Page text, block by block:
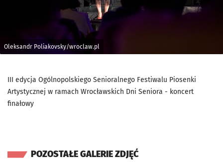
Oleksandr Poliakovsky/wroclaw.pl
III edycja Ogólnopolskiego Senioralnego Festiwalu Piosenki
Artystycznej w ramach Wrocławskich Dni Seniora - koncert
finałowy
POZOSTAŁE GALERIE ZDJĘĆ